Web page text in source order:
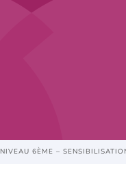
NIVEAU 6ÈME –